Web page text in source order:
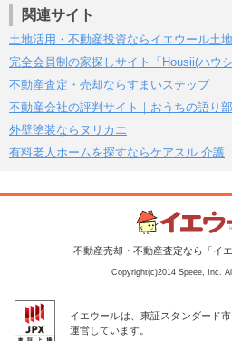
関連サイト
土地活用・不動産投資ならイエウール土
完全会員制の家探しサイト「Housii(ハウシ
不動産査定・売却ならすまいステップ
不動産会社の評判サイト｜おうちの語り部
外壁塗装ならヌリカエ
有料老人ホームを探すならケアスル 介護
不動産売却・不動産査定なら「イ
Copyright(c)2014 Speee, Inc.
イエウールは、東証スタンダード
運営しています。